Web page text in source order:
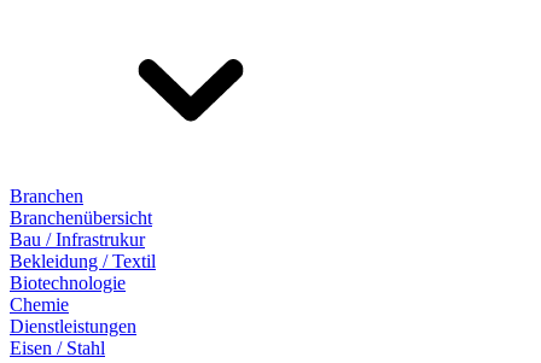
Branchen
Branchenübersicht
Bau / Infrastrukur
Bekleidung / Textil
Biotechnologie
Chemie
Dienstleistungen
Eisen / Stahl